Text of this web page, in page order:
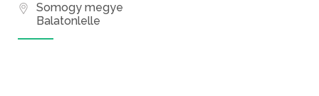
Somogy megye
Balatonlelle